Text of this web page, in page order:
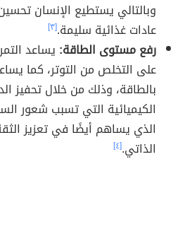
وبالتالي يستطيع الإنسان تحسين
عادات غذائية سليمة.[٣]
رفع مستوى الطاقة: يساعد
على التخلص من التوتر، كما
بالطاقة، وذلك من خلال تحفيز
الكيميائية التي تسبب شعور
الذي يساهم أيضًا في تعزيز
الذاتي.[٤]